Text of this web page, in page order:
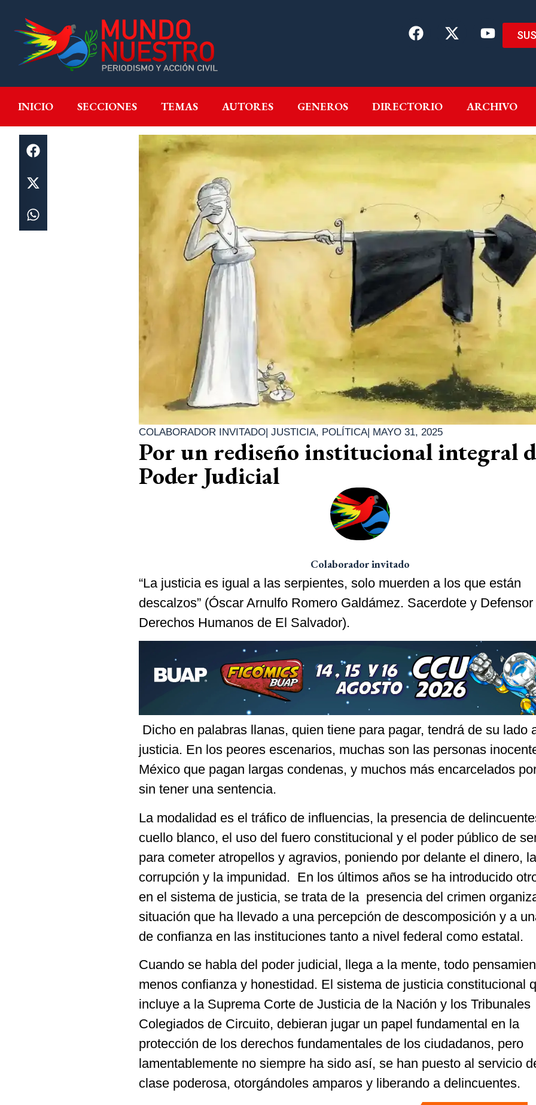
INICIO SECCIONES TEMAS AUTORES GENEROS DIRECTORIO ARCHIVO
INICIO SECCIONES GENEROS DIRECTORIO
COLABORADOR INVITADO JUSTICIA, POLÍTICA| MAYO 31, 2025
Por un rediseño institucional integral
Poder Judicial
Colaborador invitado
“La justicia es igual a las serpientes, solo muerden a los que están
descalzos” (Óscar Arnulfo Romero Galdámez. Sacerdote y
Derechos Humanos de El Salvador).
Dicho en palabras llanas, quien tiene para pagar, tendrá de su lado
justicia. En los peores escenarios, muchas son las personas
México que pagan largas condenas, y muchos más encarcelados
sin tener una sentencia.
La modalidad es el tráfico de influencias, la presencia de
cuello blanco, el uso del fuero constitucional y el poder público de
para cometer atropellos y agravios, poniendo por delante el dinero, la
corrupción y la impunidad. En los últimos años se ha introducido
en el sistema de justicia, se trata de la presencia del crimen
situación que ha llevado a una percepción de descomposición y a
de confianza en las instituciones tanto a nivel federal como estatal.
Cuando se habla del poder judicial, llega a la mente, todo
menos confianza y honestidad. El sistema de justicia constitucional
incluye a la Suprema Corte de Justicia de la Nación y los Tribunales
Colegiados de Circuito, debieran jugar un papel fundamental en la
protección de los derechos fundamentales de los ciudadanos, pero
lamentablemente no siempre ha sido así, se han puesto al servicio
clase poderosa, otorgándoles amparos y liberando a delincuentes.